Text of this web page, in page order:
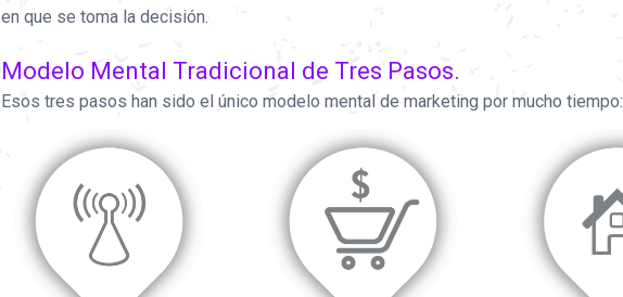
en que se toma la decisión.
Modelo Mental Tradicional de Tres Pasos.
Esos tres pasos han sido el único modelo mental de marketing por mucho tiempo: